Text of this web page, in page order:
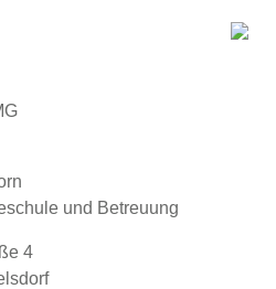
und Betreuung
4